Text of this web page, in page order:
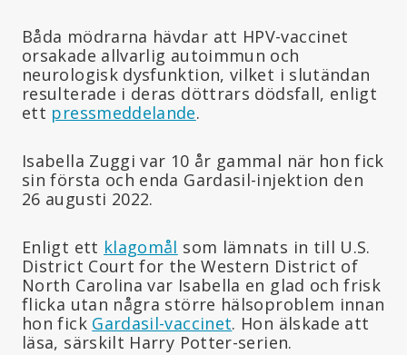
Båda mödrarna hävdar att HPV-vaccinet
orsakade allvarlig autoimmun och
neurologisk dysfunktion, vilket i slutändan
resulterade i deras döttrars dödsfall, enligt
ett pressmeddelande.
Isabella Zuggi var 10 år gammal när hon fick
sin första och enda Gardasil-injektion den
26 augusti 2022.
Enligt ett klagomål som lämnats in till U.S.
District Court for the Western District of
North Carolina var Isabella en glad och frisk
flicka utan några större hälsoproblem innan
hon fick Gardasil-vaccinet. Hon älskade att
läsa, särskilt Harry Potter-serien.